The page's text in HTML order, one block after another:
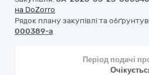
на DoZorro
Рядок плану закупівлі та
000389-a
Період подачі